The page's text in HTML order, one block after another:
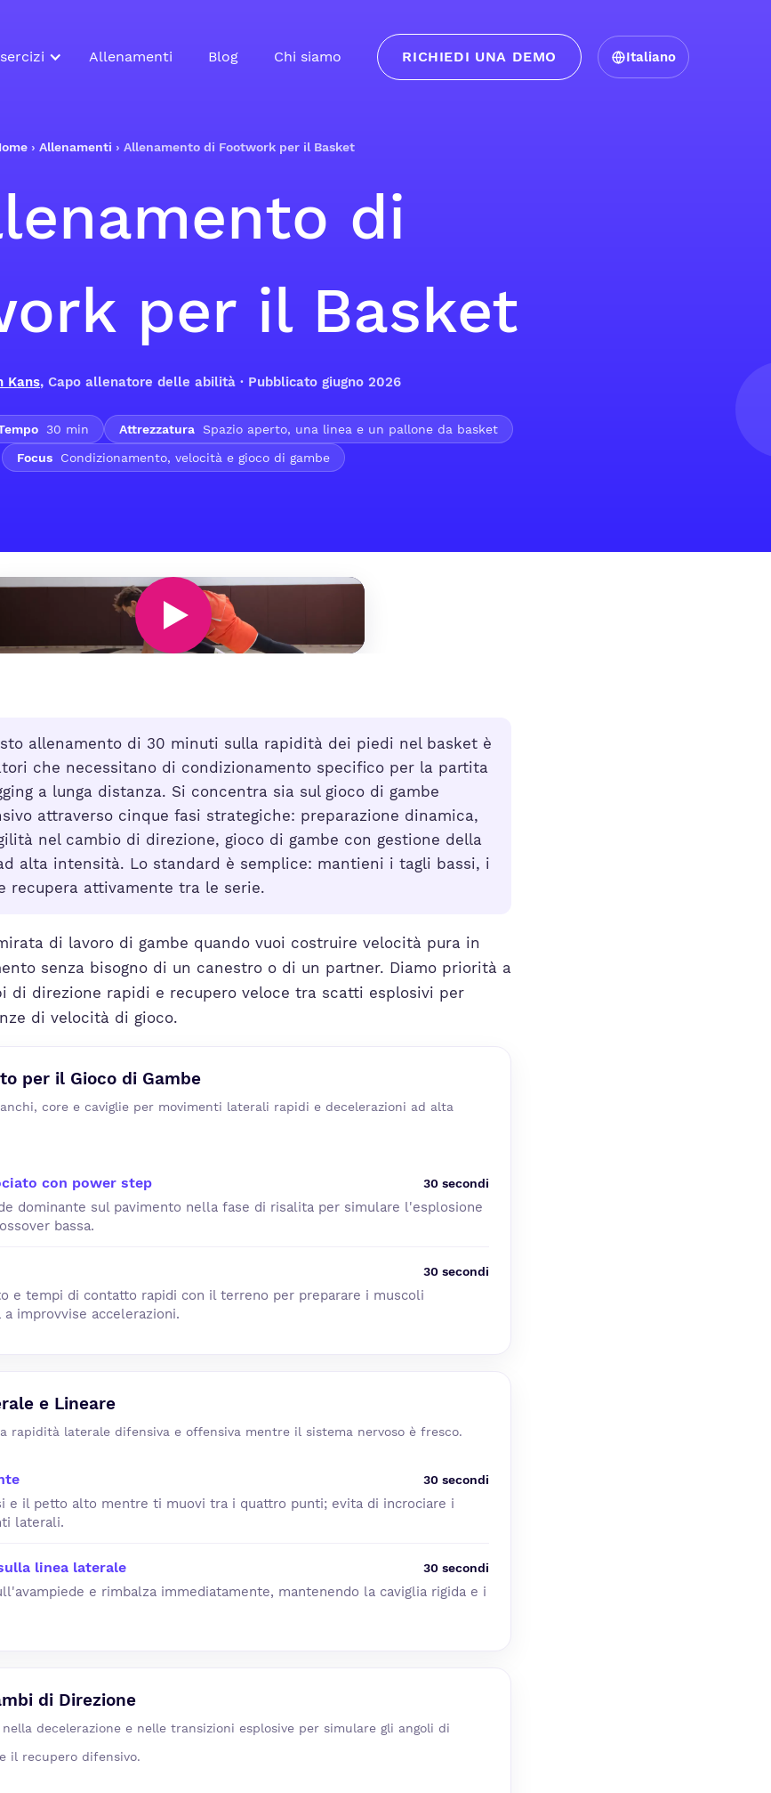
Allenamenti Blog Chi siamo RICHIEDI UNA DEMO Italiano
› Allenamenti › Allenamento di Footwork per il Basket
di
per il Basket
Kans, Capo allenatore delle abilità · Pubblicato giugno 2026
30 min Attrezzatura
Spazio aperto, una linea e un pallone da basket
Focus
Condizionamento, velocità e gioco di gambe
allenamento di 30 minuti sulla rapidità dei piedi nel basket è
che necessitano di condizionamento specifico per la partita
a lunga distanza. Si concentra sia sul gioco di gambe
attraverso cinque fasi strategiche: preparazione dinamica,
nel cambio di direzione, gioco di gambe con gestione della
alta intensità. Lo standard è semplice: mantieni i tagli bassi, i
recupera attivamente tra le serie.
di lavoro di gambe quando vuoi costruire velocità pura in
senza bisogno di un canestro o di un partner. Diamo priorità a
di direzione rapidi e recupero veloce tra scatti esplosivi per
di velocità di gioco.
per il Gioco di Gambe
core e caviglie per movimenti laterali rapidi e decelerazioni ad alta
con power step 30 secondi
dominante sul pavimento nella fase di risalita per simulare l'esplosione
bassa.
30 secondi
e tempi di contatto rapidi con il terreno per preparare i muscoli
improvvise accelerazioni.
e Lineare
rapidità laterale difensiva e offensiva mentre il sistema nervoso è fresco.
30 secondi
e il petto alto mentre ti muovi tra i quattro punti; evita di incrociare i
laterali.
linea laterale 30 secondi
e rimbalza immediatamente, mantenendo la caviglia rigida e i
di Direzione
decelerazione e nelle transizioni esplosive per simulare gli angoli di
il recupero difensivo.